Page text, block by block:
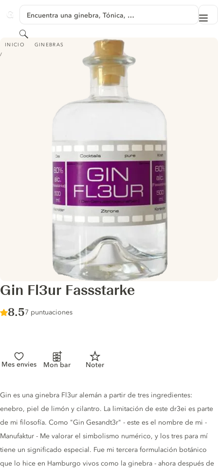
GINVENTORY
Encuentra una ginebra, Tónica, …
Buscar
INICIO GINEBRAS
GIN FL3UR FASSSTARKE
Gin Fl3ur Fassstarke
Score :
8.5/ 10
7 puntuaciones
Mes envies Mon bar Noter
Gin description
Gin es una ginebra Fl3ur alemán a partir de tres ingredientes:
enebro, piel de limón y cilantro. La limitación de este dr3ei es parte
de mi filosofía. Como "Gin Gesandt3r" - este es el nombre de mi -
Manufaktur - Me valorar el simbolismo numérico, y los tres para mí
tiene un significado especial. Fue mi tercera formulación botánico
que lo hice en Hamburgo vivos como la ginebra - ahora después de